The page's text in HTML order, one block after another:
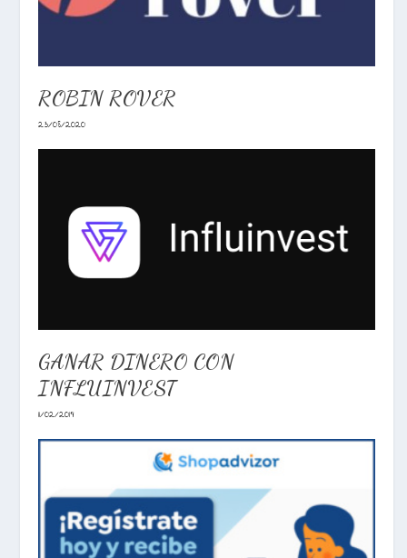
ROBIN ROVER
23/08/2020
GANAR DINERO CON
INFLUINVEST
11/02/2019